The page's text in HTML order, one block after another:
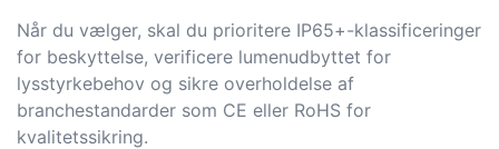
Når du vælger, skal du prioritere IP65+-klassificeringer
for beskyttelse, verificere lumenudbyttet for
lysstyrkebehov og sikre overholdelse af
branchestandarder som CE eller RoHS for
kvalitetssikring.